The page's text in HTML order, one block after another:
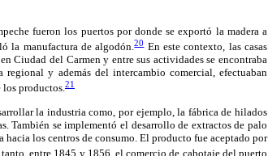
fueron los puertos por donde se exportó la madera a
la manufactura de algodón.20En este contexto, las casas
Ciudad del Carmen y entre sus actividades se encontraba
y además del intercambio comercial, efectuaban
los productos.21
la industria como, por ejemplo, la fábrica de hilados
También se implementó el desarrollo de extractos de palo
los centros de consumo. El producto fue aceptado por
entre 1845 y 1856, el comercio de cabotaje del puerto